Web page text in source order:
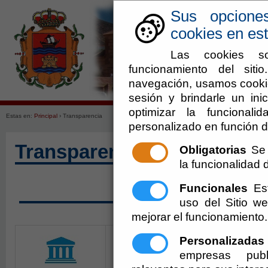
Sus
cookies en
Las cookies
funcionamiento del
navegación, usamos
sesión y brindarle un
optimizar la
personalizado en función
Obligatorias
la funcionalidad
Funcionales
uso del Sitio
mejorar el funcionamiento.
Personalizadas
empresas
Ayuntamiento
Estas en: Principal › Transparencia
Transparencia
SOLICITAR ACCESO A